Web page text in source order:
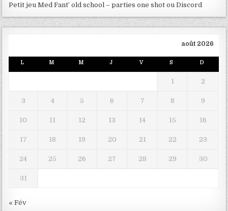
Petit jeu Med Fant’ old school – parties one shot ou Discord
août 2026
L M M J V S D
1 2
3 4 5 6 7 8 9
10 11 12 13 14 15 16
17 18 19 20 21 22 23
24 25 26 27 28 29 30
31
« Fév